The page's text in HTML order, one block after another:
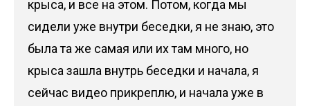
крыса, и все на этом. Потом, когда мы
сидели уже внутри беседки, я не знаю, это
была та же самая или их там много, но
крыса зашла внутрь беседки и начала, я
сейчас видео прикреплю, и начала уже в